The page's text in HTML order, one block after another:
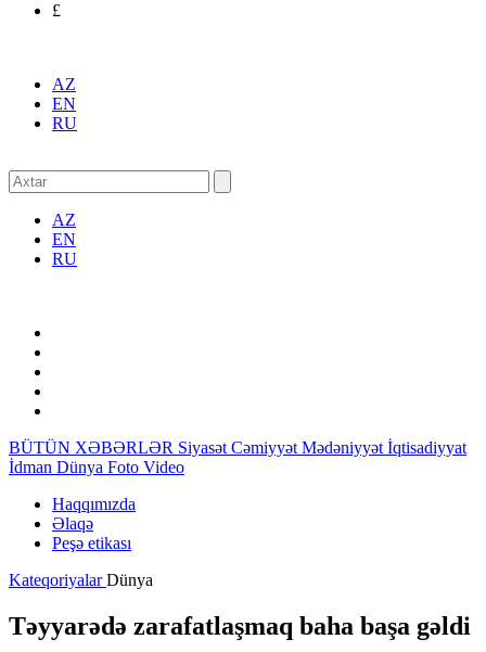
£
AZ
EN
RU
AZ
EN
RU
BÜTÜN XƏBƏRLƏR Siyasət Cəmiyyət Mədəniyyət İqtisadiyyat
İdman Dünya Foto Video
Haqqımızda
Əlaqə
Peşə etikası
KateqoriyalarDünya
Təyyarədə zarafatlaşmaq baha başa gəldi